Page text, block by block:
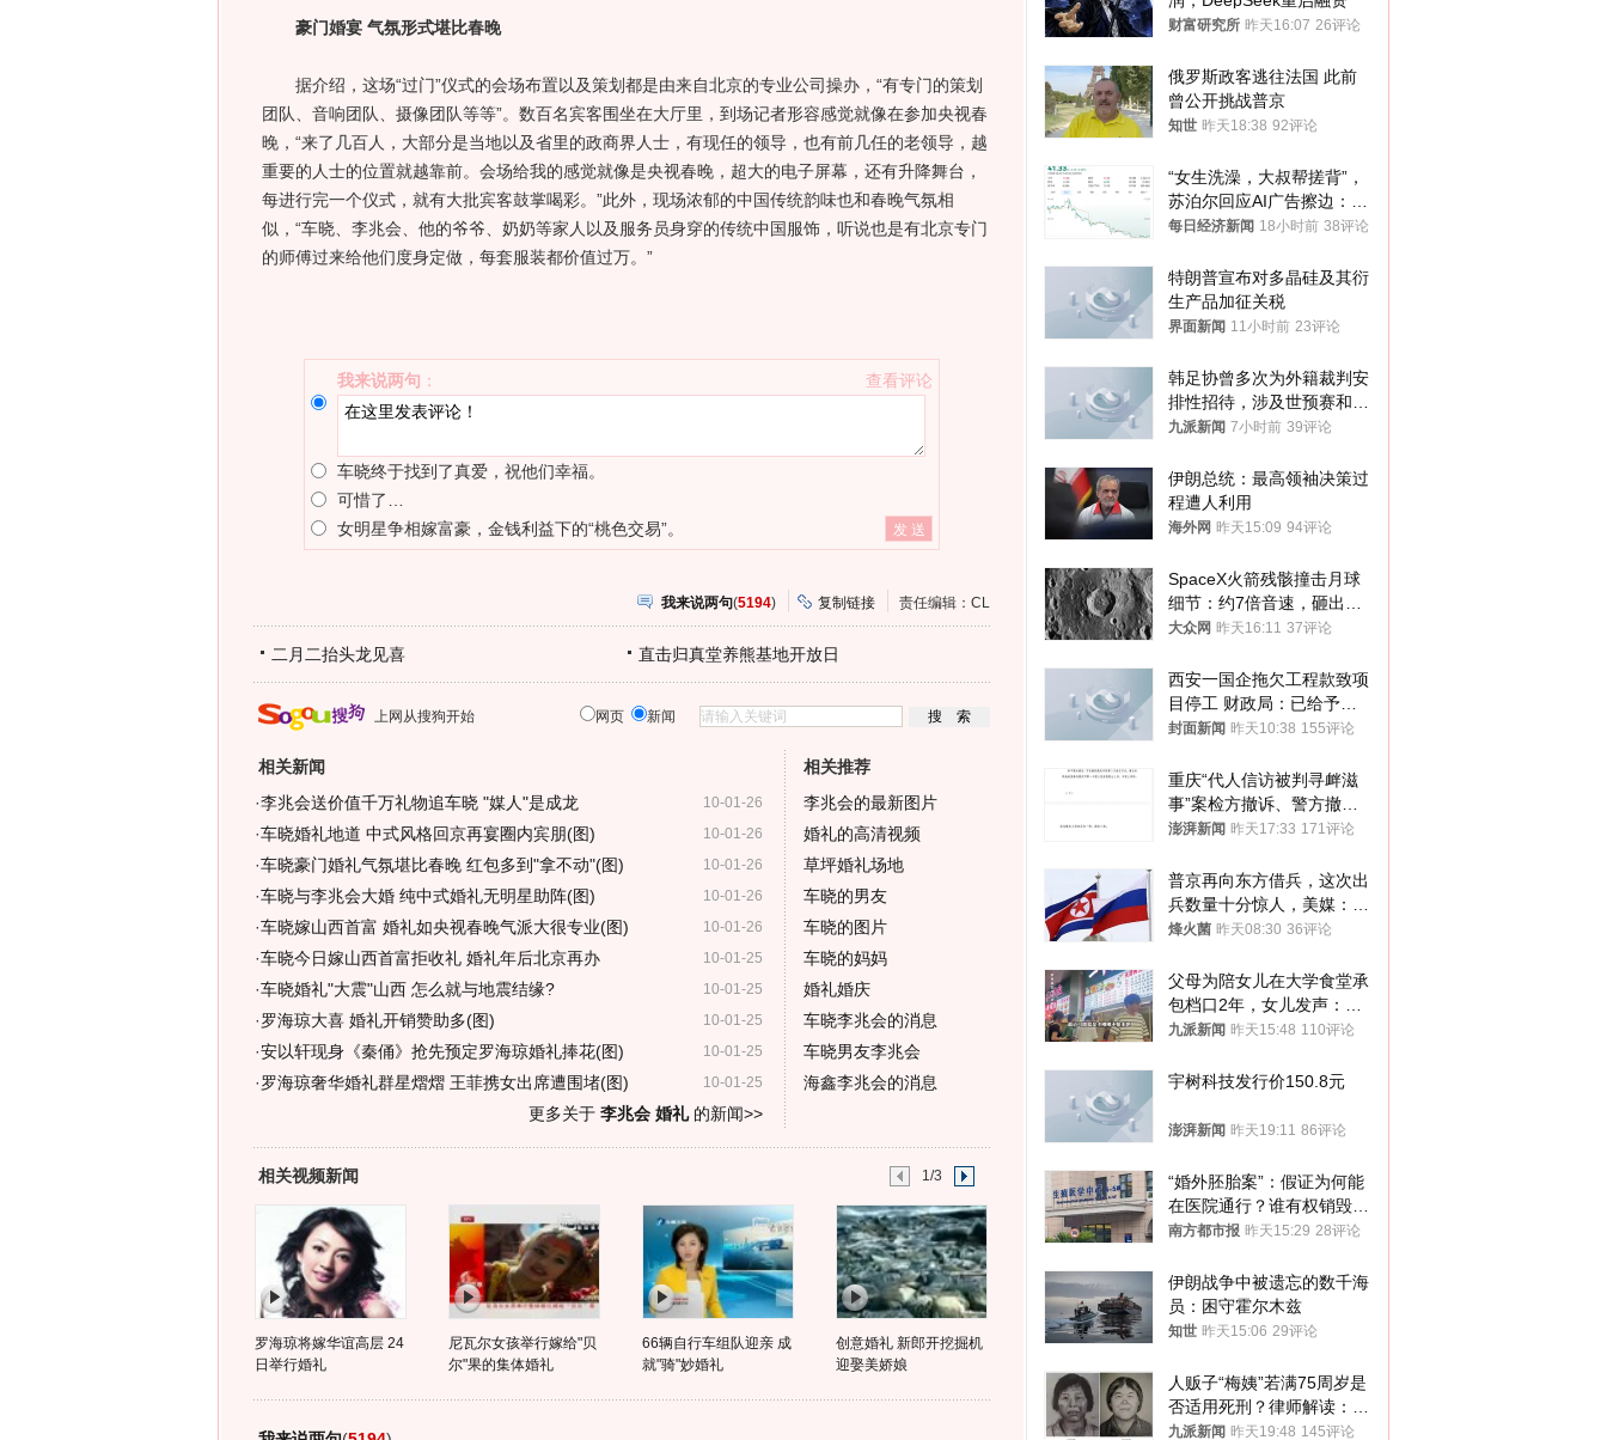
豪门婚宴 气氛形式堪比春晚
据介绍，这场“过门”仪式的会场布置以及策划都是由来自北京的专业公司操办，“有专门的策划
团队、音响团队、摄像团队等等”。数百名宾客围坐在大厅里，到场记者形容感觉就像在参加央视春
晚，“来了几百人，大部分是当地以及省里的政商界人士，有现任的领导，也有前几任的老领导，越
重要的人士的位置就越靠前。会场给我的感觉就像是央视春晚，超大的电子屏幕，还有升降舞台，
每进行完一个仪式，就有大批宾客鼓掌喝彩。”此外，现场浓郁的中国传统韵味也和春晚气氛相
似，“车晓、李兆会、他的爷爷、奶奶等家人以及服务员身穿的传统中国服饰，听说也是有北京专门
的师傅过来给他们度身定做，每套服装都价值过万。”
我来说两句 ： 查看评论
车晓终于找到了真爱，祝他们幸福。
可惜了…
女明星争相嫁富豪，金钱利益下的“桃色交易”。
我来说两句(5194) 复制链接 责任编辑：CL
二月二抬头龙见喜 直击归真堂养熊基地开放日
上网从搜狗开始 网页 新闻
相关新闻
10-01-26
·李兆会送价值千万礼物追车晓 "媒人"是成龙
10-01-26
·车晓婚礼地道 中式风格回京再宴圈内宾朋(图)
10-01-26
·车晓豪门婚礼气氛堪比春晚 红包多到"拿不动"(图)
10-01-26
·车晓与李兆会大婚 纯中式婚礼无明星助阵(图)
10-01-26
·车晓嫁山西首富 婚礼如央视春晚气派大很专业(图)
10-01-25
·车晓今日嫁山西首富拒收礼 婚礼年后北京再办
10-01-25
·车晓婚礼"大震"山西 怎么就与地震结缘?
10-01-25
·罗海琼大喜 婚礼开销赞助多(图)
10-01-25
·安以轩现身《秦俑》抢先预定罗海琼婚礼捧花(图)
10-01-25
·罗海琼奢华婚礼群星熠熠 王菲携女出席遭围堵(图)
更多关于 李兆会 婚礼的新闻>>
相关推荐
李兆会的最新图片
婚礼的高清视频
草坪婚礼场地
车晓的男友
车晓的图片
车晓的妈妈
婚礼婚庆
车晓李兆会的消息
车晓男友李兆会
海鑫李兆会的消息
相关视频新闻 1/3
罗海琼将嫁华谊高层 24
日举行婚礼
尼瓦尔女孩举行嫁给"贝
尔"果的集体婚礼
66辆自行车组队迎亲 成
就"骑"妙婚礼
创意婚礼 新郎开挖掘机
迎娶美娇娘
财富研究所 昨天16:07 26评论
俄罗斯政客逃往法国 此前
曾公开挑战普京
知世 昨天18:38 92评论
“女生洗澡，大叔帮搓背”，
苏泊尔回应AI广告擦边：视
频全下架，已强化内容管理
每日经济新闻 18小时前 38评论
特朗普宣布对多晶硅及其衍
生产品加征关税
界面新闻 11小时前 23评论
韩足协曾多次为外籍裁判安
排性招待，涉及世预赛和奥
预赛，韩足协回应
九派新闻 7小时前 39评论
伊朗总统：最高领袖决策过
程遭人利用
海外网 昨天15:09 94评论
SpaceX火箭残骸撞击月球
细节：约7倍音速，砸出直
径约30米撞击坑
大众网 昨天16:11 37评论
西安一国企拖欠工程款致项
目停工 财政局：已给予处
分，正督促整改
封面新闻 昨天10:38 155评论
重庆“代人信访被判寻衅滋
事”案检方撤诉、警方撤
案，两被告人获国赔
澎湃新闻 昨天17:33 171评论
普京再向东方借兵，这次出
兵数量十分惊人，美媒：俄
朝要动真格？
烽火菌 昨天08:30 36评论
父母为陪女儿在大学食堂承
包档口2年，女儿发声：初
衷是为了陪伴，毕业后将不
九派新闻 昨天15:48 110评论
宇树科技发行价150.8元
澎湃新闻 昨天19:11 86评论
“婚外胚胎案”：假证为何能
在医院通行？谁有权销毁胚
胎？
南方都市报 昨天15:29 28评论
伊朗战争中被遗忘的数千海
员：困守霍尔木兹
知世 昨天15:06 29评论
人贩子“梅姨”若满75周岁是
否适用死刑？律师解读：很
大概率不会被判处死刑
九派新闻 昨天19:48 145评论